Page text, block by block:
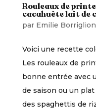
Rouleaux de
cacahuète lait de
par Emilie
Voici une recette
Les rouleaux de
bonne entrée avec
de saison ou un
des spaghettis de